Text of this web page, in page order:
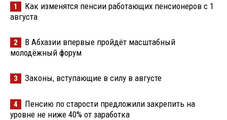
1
Как изменятся пенсии работающих пенсионеров с 1
августа
2
В Абхазии впервые пройдёт масштабный
молодёжный форум
3 Законы, вступающие в силу в августе
4
Пенсию по старости предложили закрепить на
уровне не ниже 40% от заработка